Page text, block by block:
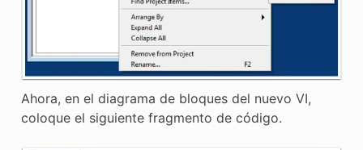
Ahora, en el diagrama de bloques del nuevo VI,
coloque el siguiente fragmento de código.